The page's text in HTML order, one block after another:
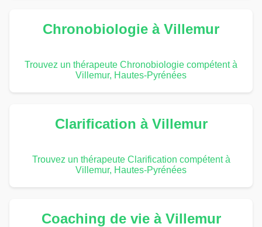
Chronobiologie à Villemur
Trouvez un thérapeute Chronobiologie compétent à
Villemur, Hautes-Pyrénées
Clarification à Villemur
Trouvez un thérapeute Clarification compétent à
Villemur, Hautes-Pyrénées
Coaching de vie à Villemur